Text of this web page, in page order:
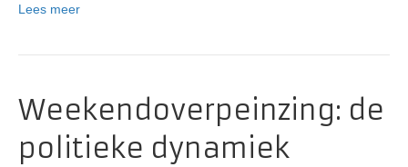
Lees meer
Weekendoverpeinzing: de
politieke dynamiek